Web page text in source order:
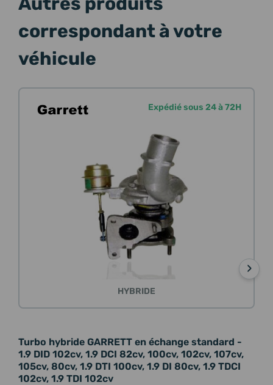
correspondant à votre
véhicule
›
Expédié sous 24 à 72H
HYBRIDE
Turbo hybride GARRETT en échange standard -
1.9 DID 102cv, 1.9 DCI 82cv, 100cv, 102cv, 107cv,
105cv, 80cv, 1.9 DTI 100cv, 1.9 DI 80cv, 1.9 TDCI
102cv, 1.9 TDI 102cv